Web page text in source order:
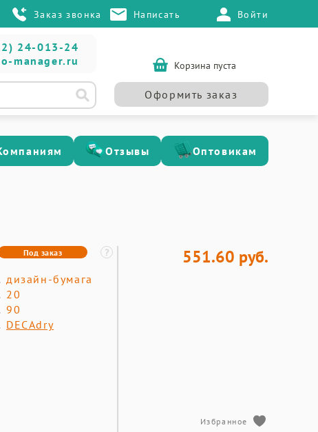
Заказ звонка Написать Войти
24-013-24
manager.ru
Корзина пуста
Оформить заказ
Отзывы Оптовикам
Под заказ
дизайн-бумага
20
90
DECAdry
551.60 руб.
Избранное